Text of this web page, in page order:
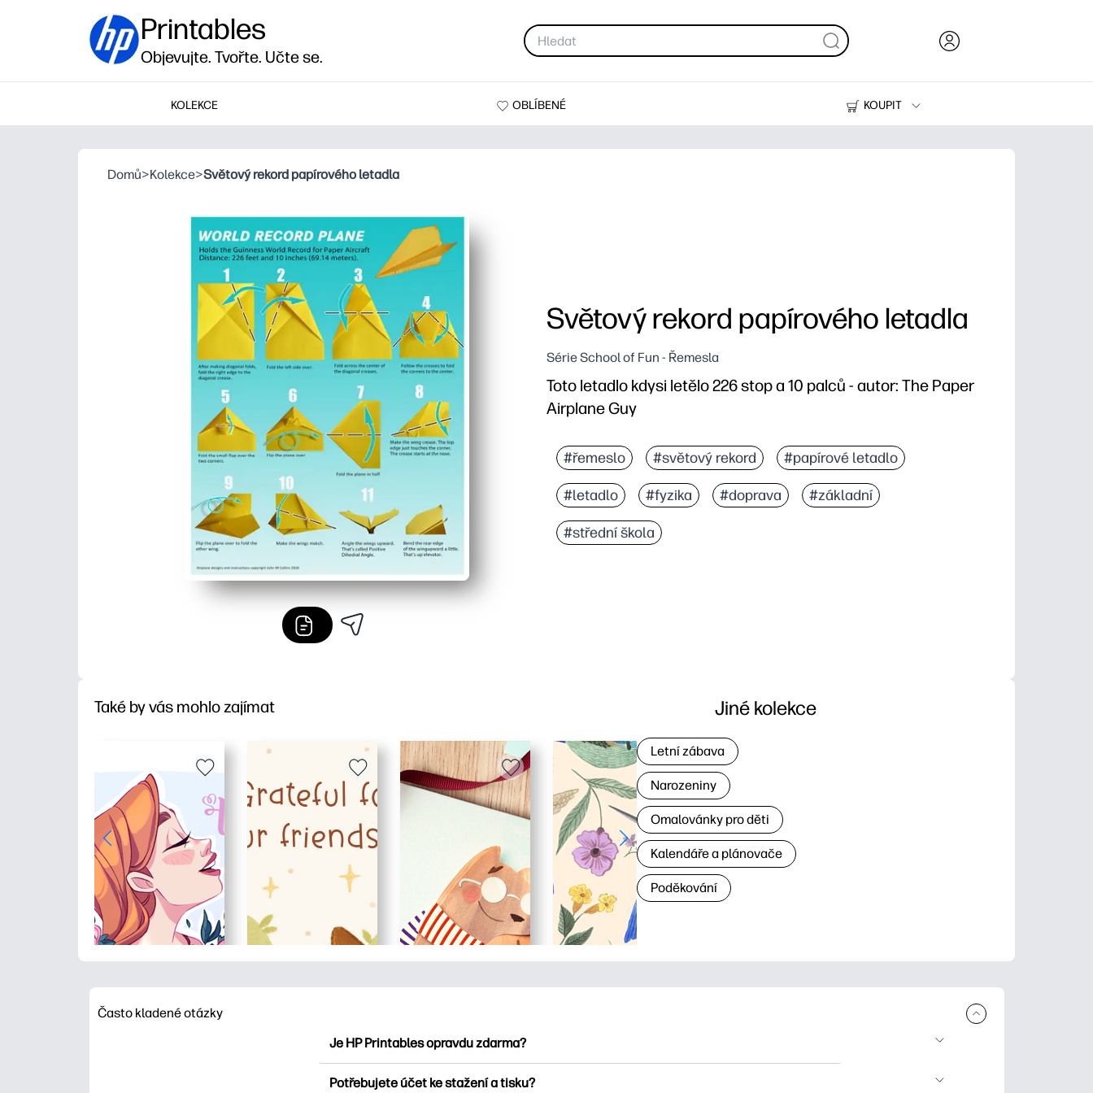
Printables
Objevujte. Tvořte. Učte se.
KOLEKCE OBLÍBENÉ
KOUPIT
Tiskárny
Domů>Kolekce>Světový rekord papírového letadla
Světový rekord papírového letadla
Série School of Fun - Řemesla
Toto letadlo kdysi letělo 226 stop a 10 palců - autor: The Paper
Airplane Guy
#řemeslo #světový rekord #papírové letadlo
#letadlo #fyzika #doprava #základní
#střední škola
Také by vás mohlo zajímat Jiné kolekce
Letní zábava
Narozeniny
Omalovánky pro děti
Kalendáře a plánovače
Poděkování
Často kladené otázky
Je HP Printables opravdu zdarma?
Potřebujete účet ke stažení a tisku?